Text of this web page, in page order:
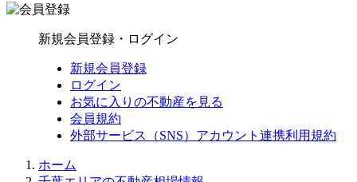
新規会員登録・ログイン
新規会員登録
ログイン
お気に入りの不動産を見る
会員規約
外部サービス（SNS）アカウント連携利用規約
ホーム